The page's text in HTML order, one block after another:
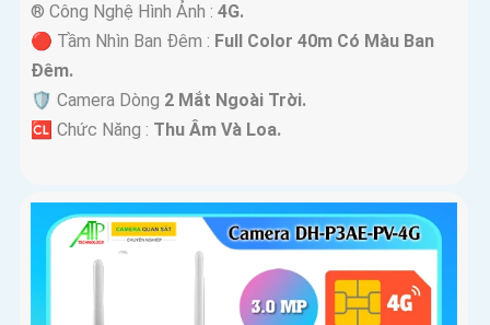
®️ Công Nghệ Hình Ảnh : 4G.
🔴 Tầm Nhìn Ban Đêm : Full Color 40m Có Màu Ban
Ðêm.
🛡 Camera Dòng 2 Mắt Ngoài Trời.
️🆑 Chức Năng : Thu Âm Và Loa.